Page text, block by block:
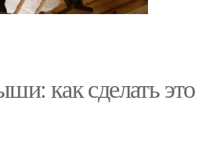
как сделать это